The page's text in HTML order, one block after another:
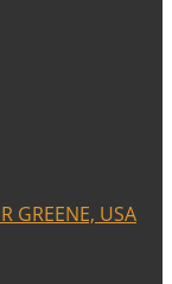
GREENE, USA